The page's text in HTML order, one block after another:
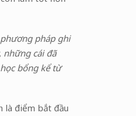
pháp ghi
những cái đã
bổng kể từ
là điểm bắt đầu